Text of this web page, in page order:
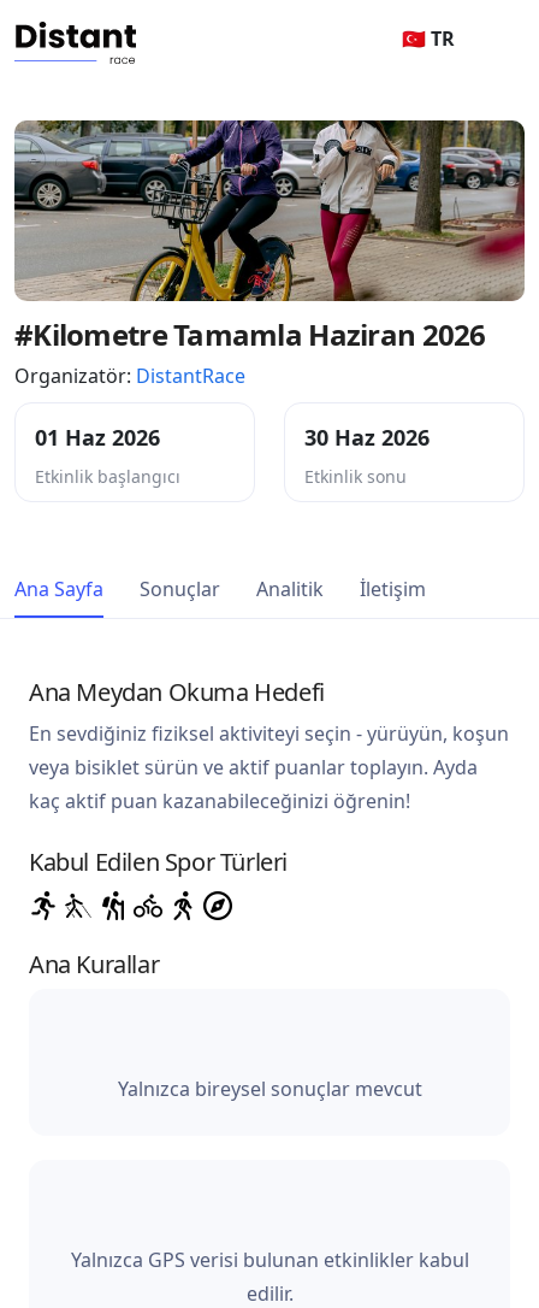
🇹🇷 TR
#Kilometre Tamamla Haziran 2026
Organizatör: DistantRace
01 Haz 2026
Etkinlik başlangıcı
30 Haz 2026
Etkinlik sonu
Ana Sayfa Sonuçlar Analitik İletişim
Ana Meydan Okuma Hedefi
En sevdiğiniz fiziksel aktiviteyi seçin - yürüyün, koşun
veya bisiklet sürün ve aktif puanlar toplayın. Ayda
kaç aktif puan kazanabileceğinizi öğrenin!
Kabul Edilen Spor Türleri
Ana Kurallar
Yalnızca bireysel sonuçlar mevcut
Yalnızca GPS verisi bulunan etkinlikler kabul
edilir.